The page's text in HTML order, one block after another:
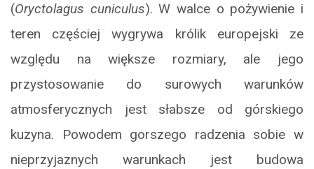
(Oryctolagus cuniculus). W walce o pożywienie i
teren częściej wygrywa królik europejski ze
względu na większe rozmiary, ale jego
przystosowanie do surowych warunków
atmosferycznych jest słabsze od górskiego
kuzyna. Powodem gorszego radzenia sobie w
nieprzyjaznych warunkach jest budowa